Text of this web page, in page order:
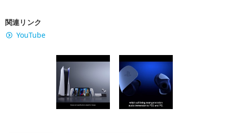
関連リンク
YouTube